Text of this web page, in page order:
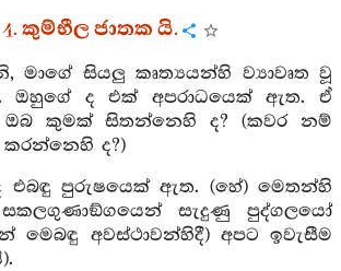
4. කුම්භීල ජාතක යි.
මාගේ සියලු කෘත්‍යයන්හි ව්‍යාවෘත වූ
ඔහුගේ ද එක් අපරාධයෙක් ඇත. ඒ
ඔබ කුමක් සිතන්නෙහි ද? (කවර නම්
ද?)
ද එබඳු පුරුෂයෙක් ඇත. (හේ) මෙතන්හි
සැදුණු පුද්ගලයෝ
මෙබඳු අවස්ථාවන්හිදී) අපට ඉවැසීම